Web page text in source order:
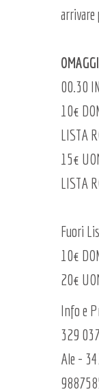
arrivare
00.30
10€
LISTA
15€
LISTA
Fuori
10€
20€
Info e
329
Ale -